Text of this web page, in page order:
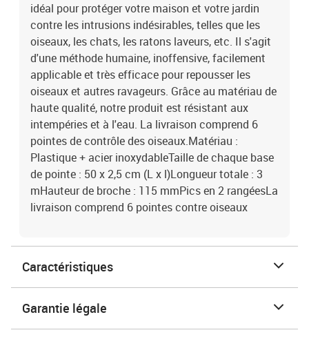
idéal pour protéger votre maison et votre jardin
contre les intrusions indésirables, telles que les
oiseaux, les chats, les ratons laveurs, etc. Il s'agit
d'une méthode humaine, inoffensive, facilement
applicable et très efficace pour repousser les
oiseaux et autres ravageurs. Grâce au matériau de
haute qualité, notre produit est résistant aux
intempéries et à l'eau. La livraison comprend 6
pointes de contrôle des oiseaux.Matériau :
Plastique + acier inoxydableTaille de chaque base
de pointe : 50 x 2,5 cm (L x l)Longueur totale : 3
mHauteur de broche : 115 mmPics en 2 rangéesLa
livraison comprend 6 pointes contre oiseaux
Caractéristiques
Garantie légale